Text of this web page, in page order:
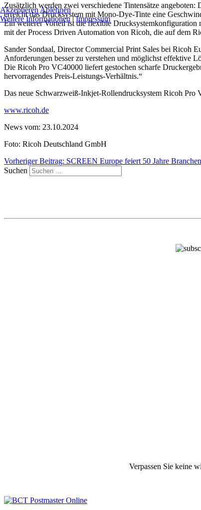
Zusätzlich werden zwei verschiedene Tintensätze
erreicht das Drucksystem mit Mono-Dye-Tinte eine
Ein weiterer Vorteil ist die flexible
mit der Process Driven Automation von Ricoh, die auf dem
Sander Sondaal, Director Commercial Print Sales bei Ricoh
Anforderungen besser zu verstehen und möglichst effektive
Die Ricoh Pro VC40000 liefert gestochen scharfe
hervorragendes Preis-Leistungs-Verhältnis.“
Das neue Schwarzweiß-Inkjet-Rollendrucksystem Ricoh
www.ricoh.de
News vom: 23.10.2024
Foto: Ricoh Deutschland GmbH
Vorheriger Beitrag: SCREEN Europe feiert 50 Jahre
Suchen
Verpassen Sie keine
Akzeptieren Ablehnen
Weitere Informationen|Impressum